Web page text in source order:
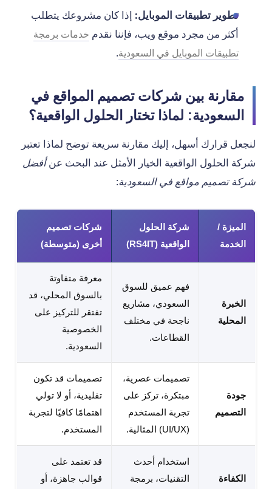
تطوير تطبيقات الموبايل: إذا كان مشروعك يتطلب
أكثر من مجرد موقع ويب، فإننا نقدم خدمات برمجة
تطبيقات الموبايل في السعودية.
مقارنة بين شركات تصميم المواقع في
السعودية: لماذا تختار الحلول الواقعية؟
لنجعل قرارك أسهل، إليك مقارنة سريعة توضح لماذا تعتبر
شركة الحلول الواقعية الخيار الأمثل عند البحث عنأفضل
شركة تصميم مواقع في السعودية:
الميزة /
الخدمة
شركة الحلول
الواقعية (RS4IT)
شركات تصميم
أخرى (متوسطة)
الخبرة
المحلية
فهم عميق للسوق
السعودي، مشاريع
ناجحة في مختلف
القطاعات.
معرفة متفاوتة
بالسوق المحلي، قد
تفتقر للتركيز على
الخصوصية
السعودية.
جودة
التصميم
تصميمات عصرية،
مبتكرة، تركز على
تجربة المستخدم
(UI/UX) المثالية.
تصميمات قد تكون
تقليدية، أو لا تولي
اهتمامًا كافيًا لتجربة
المستخدم.
الكفاءة
استخدام أحدث
التقنيات، برمجة
قد تعتمد على
قوالب جاهزة، أو